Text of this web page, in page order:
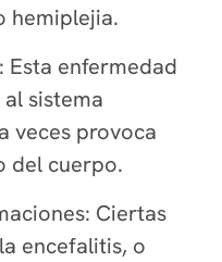
hemiplejia.
Esta enfermedad
sistema
veces provoca
del cuerpo.
Ciertas
encefalitis, o